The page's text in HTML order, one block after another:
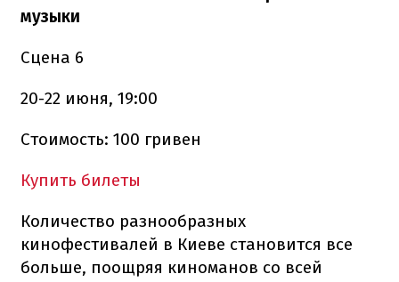
музыки
Сцена 6
20-22 июня, 19:00
Стоимость: 100 гривен
Купить билеты
Количество разнообразных
кинофестивалей в Киеве становится все
больше, поощряя киноманов со всей